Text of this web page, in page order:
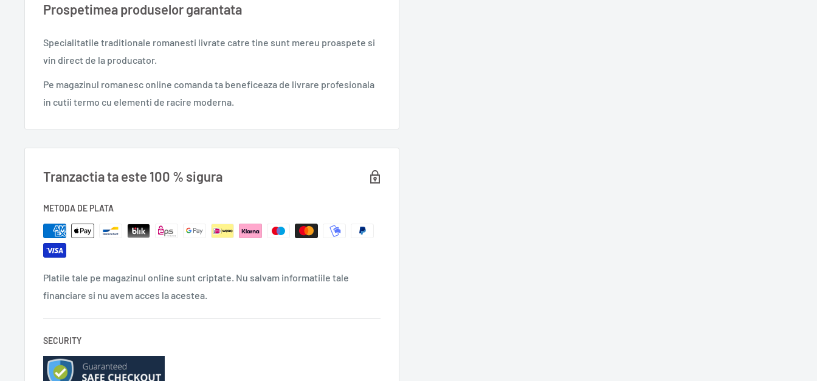
toată Europa
Livrată rapid în toată Europa de DELUMANI
Perfectă pentru:
Orice masă festivă sau ocazie specială
Prospetimea produselor garantata
Specialitatile traditionale romanesti livrate catre tine sunt mereu proaspete si
vin direct de la producator.
Pe magazinul romanesc online comanda ta beneficeaza de livrare profesionala
in cutii termo cu elementi de racire moderna.
Tranzactia ta este 100 % sigura
METODA DE PLATA
Platile tale pe magazinul online sunt criptate. Nu salvam informatiile tale
financiare si nu avem acces la acestea.
SECURITY